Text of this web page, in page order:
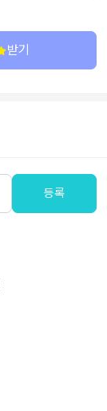
받기
등록